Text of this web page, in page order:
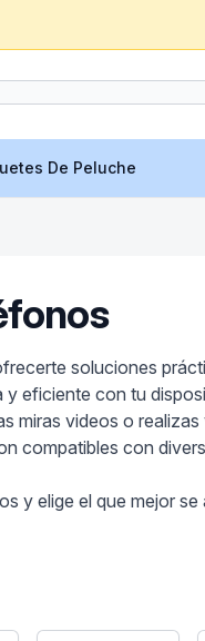
De Peluche
soluciones
y eficiente con tu
miras videos o
compatibles con
elige el que mejor se